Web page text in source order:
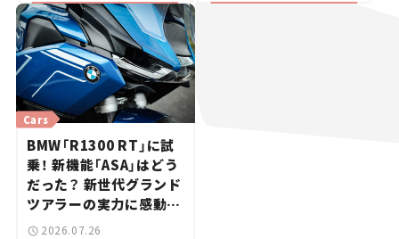
Cars
BMW「R1300 RT」に試
乗！ 新機能「ASA」はどう
だった？ 新世代グランド
ツアラーの実力に感動
【試乗レビュー】
2026.07.26